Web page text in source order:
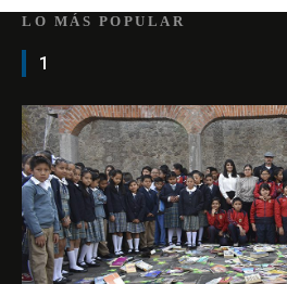
LO MÁS POPULAR
1